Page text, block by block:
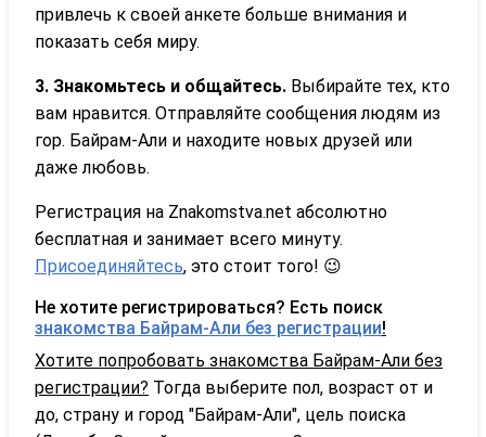
привлечь к своей анкете больше внимания и
показать себя миру.
3. Знакомьтесь и общайтесь. Выбирайте тех, кто
вам нравится. Отправляйте сообщения людям из
гор. Байрам-Али и находите новых друзей или
даже любовь.
Регистрация на Znakomstva.net абсолютно
бесплатная и занимает всего минуту.
Присоединяйтесь, это стоит того! 😉
Не хотите регистрироваться? Есть поиск
знакомства Байрам-Али без регистрации!
Хотите попробовать знакомства Байрам-Али без
регистрации? Тогда выберите пол, возраст от и
до, страну и город "Байрам-Али", цель поиска